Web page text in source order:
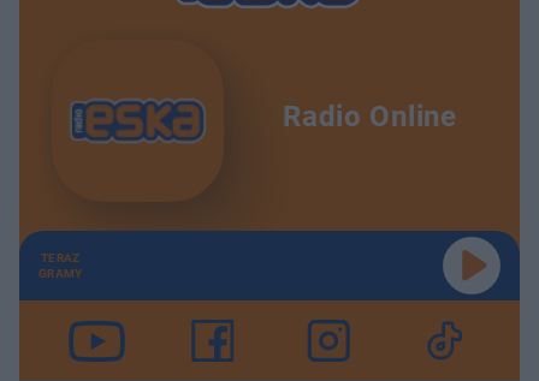
Radio Online
TERAZ
GRAMY